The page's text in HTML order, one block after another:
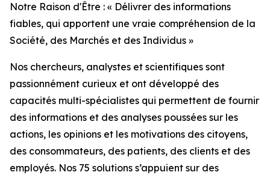
Notre Raison d'Être : « Délivrer des informations
fiables, qui apportent une vraie compréhension de la
Société, des Marchés et des Individus »
Nos chercheurs, analystes et scientifiques sont
passionnément curieux et ont développé des
capacités multi-spécialistes qui permettent de fournir
des informations et des analyses poussées sur les
actions, les opinions et les motivations des citoyens,
des consommateurs, des patients, des clients et des
employés. Nos 75 solutions s’appuient sur des